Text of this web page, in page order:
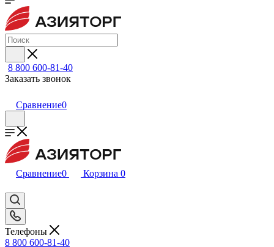
8 800 600-81-40
Заказать звонок
Сравнение0
Сравнение0 Корзина 0
Телефоны
8 800 600-81-40